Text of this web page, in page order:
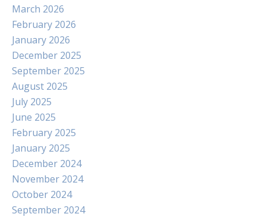
March 2026
February 2026
January 2026
December 2025
September 2025
August 2025
July 2025
June 2025
February 2025
January 2025
December 2024
November 2024
October 2024
September 2024